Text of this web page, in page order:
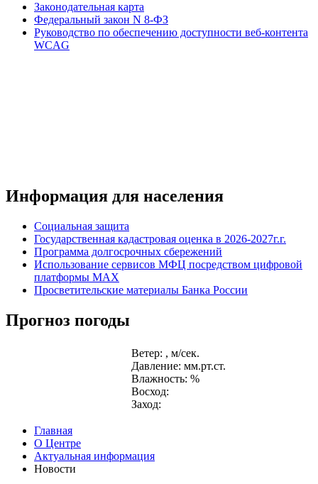
Законодательная карта
Федеральный закон N 8-ФЗ
Руководство по обеспечению доступности веб-контента
WCAG
Информация для населения
Социальная защита
Государственная кадастровая оценка в 2026-2027г.г.
Программа долгосрочных сбережений
Использование сервисов МФЦ посредством цифровой
платформы MAX
Просветительские материалы Банка России
Прогноз погоды
Ветер: , м/сек.
Давление: мм.рт.ст.
Влажность: %
Восход:
Заход:
Главная
О Центре
Актуальная информация
Новости